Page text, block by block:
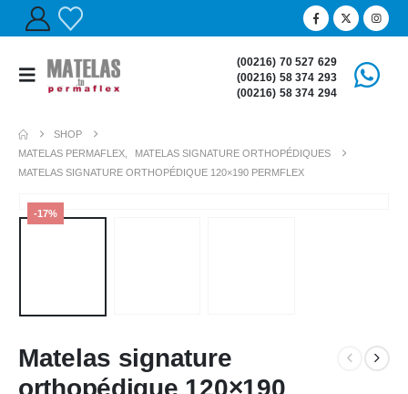
(00216) 70 527 629
(00216) 58 374 293
(00216) 58 374 294
SHOP
MATELAS PERMAFLEX
MATELAS SIGNATURE ORTHOPÉDIQUES
MATELAS SIGNATURE ORTHOPÉDIQUE 120×190 PERMFLEX
-17%
Matelas signature